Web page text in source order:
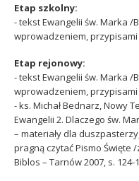
Etap szkolny:
- tekst Ewangelii św. Marka /
wprowadzeniem,
Etap rejonowy:
- tekst Ewangelii św. Marka /
wprowadzeniem,
- ks. Michał Bednarz, Nowy
Ewangelii 2. Dlaczego św.
– materiały dla
pragną czytać Pismo Święte
Biblos – Tarnów 2007, s. 124-